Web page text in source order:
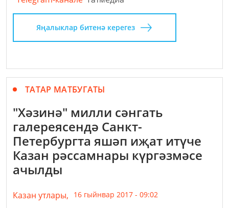
Яңалыклар битенә керегез
ТАТАР МАТБУГАТЫ
"Хәзинә" милли сәнгать
галереясендә Санкт-
Петербургта яшәп иҗат итүче
Казан рәссамнары күргәзмәсе
ачылды
Казан утлары, 16 гыйнвар 2017 - 09:02